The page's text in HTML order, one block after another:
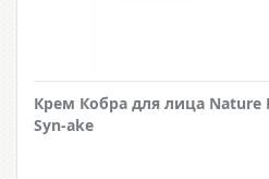
Крем Кобра для лица Nature
Syn-ake